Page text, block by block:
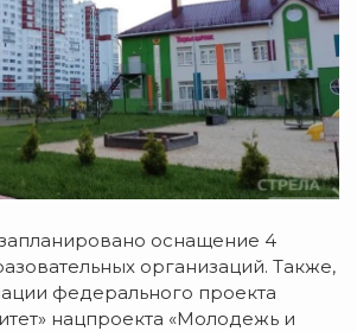
оснащение 4
организаций. Также,
федерального проекта
нацпроекта «Молодежь и